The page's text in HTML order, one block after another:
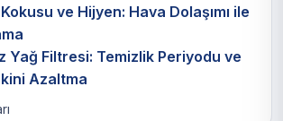
ve Hijyen: Hava Dolaşımı ile
Yağ Filtresi: Temizlik Periyodu ve
Azaltma